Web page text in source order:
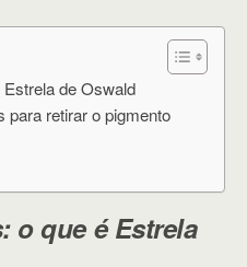
de Oswald
para retirar o pigmento
o que é Estrela